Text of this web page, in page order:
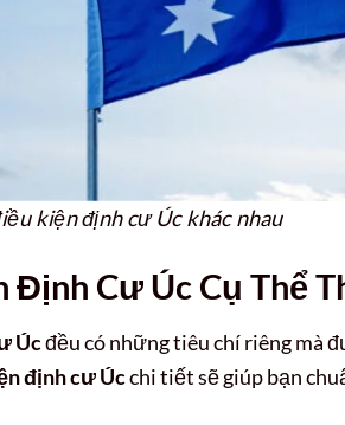
kiện định cư Úc khác nhau
Định Cư Úc Cụ Thể
Úcđều có những tiêu chí riêng mà
định cư Úcchi tiết sẽ giúp bạn